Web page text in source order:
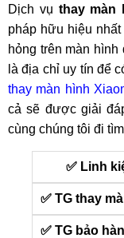
Dịch vụ thay màn
pháp hữu hiệu
hỏng trên màn
là địa chỉ uy tín để
thay màn hình
cả sẽ được giải
cùng chúng tôi đi
✅ Linh
✅ TG thay
✅ TG bảo